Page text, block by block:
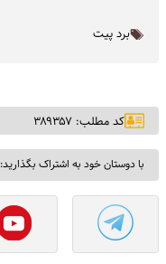
برد پیت
کد مطلب: ۳۸۹۳۵۷
با دوستان خود به اشتراک بگذارید: